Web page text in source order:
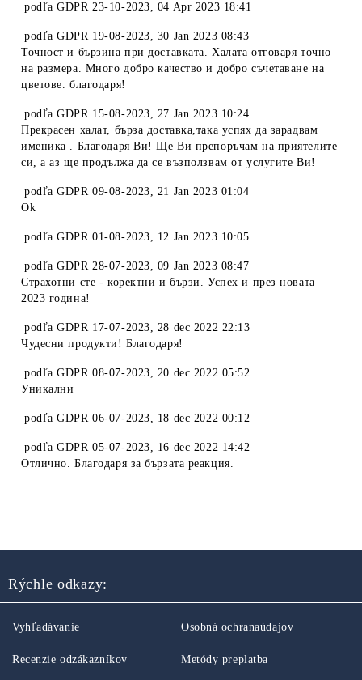
podľaGDPR 23-10-2023, 04 Apr 2023 18:41
podľaGDPR 19-08-2023, 30 Jan 2023 08:43
Точност и бързина при доставката. Халата отговаря точно
на размера. Много добро качество и добро съчетаване на
цветове. благодаря!
podľaGDPR 15-08-2023, 27 Jan 2023 10:24
Прекрасен халат, бърза доставка,така успях да зарадвам
именика . Благодаря Ви! Ще Ви препоръчам на приятелите
си, а аз ще продължа да се възползвам от услугите Ви!
podľaGDPR 09-08-2023, 21 Jan 2023 01:04
Ok
podľaGDPR 01-08-2023, 12 Jan 2023 10:05
podľaGDPR 28-07-2023, 09 Jan 2023 08:47
Страхотни сте - коректни и бързи. Успех и през новата
2023 година!
podľaGDPR 17-07-2023, 28 dec 2022 22:13
Чудесни продукти! Благодаря!
podľaGDPR 08-07-2023, 20 dec 2022 05:52
Уникални
podľaGDPR 06-07-2023, 18 dec 2022 00:12
podľaGDPR 05-07-2023, 16 dec 2022 14:42
Отлично. Благодаря за бързата реакция.
Rýchle odkazy:
Vyhľadávanie
Recenzie odzákazníkov
Osobná ochranaúdajov
Metódy preplatba